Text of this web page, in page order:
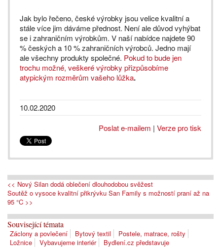
Jak bylo řečeno, české výrobky jsou velice kvalitní a
stále více jim dáváme přednost. Není ale důvod vyhýbat
se i zahraničním výrobkům. V naší nabídce najdete 90
% českých a 10 % zahraničních výrobců. Jedno mají
ale všechny produkty společné. Pokud to bude jen
trochu možné, veškeré výrobky přizpůsobíme
atypickým rozměrům vašeho lůžka.
10.02.2020
Poslat e-mailem | Verze pro tisk
<< Nový Silan dodá oblečení dlouhodobou svěžest
Soutěž o vysoce kvalitní přikrývku San Family s možností praní až na
95 °C >>
Související témata
Záclony a povlečení Bytový textil
Postele, matrace, rošty
Ložnice
Vybavujeme interiér Bydlení.cz představuje